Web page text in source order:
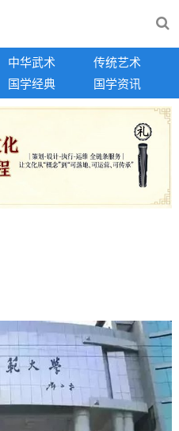
中华武术
传统艺术
国学经典 国学资讯